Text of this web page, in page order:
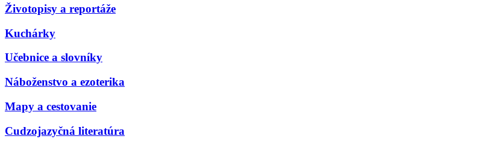
Životopisy a reportáže
Kuchárky
Učebnice a slovníky
Náboženstvo a ezoterika
Mapy a cestovanie
Cudzojazyčná literatúra